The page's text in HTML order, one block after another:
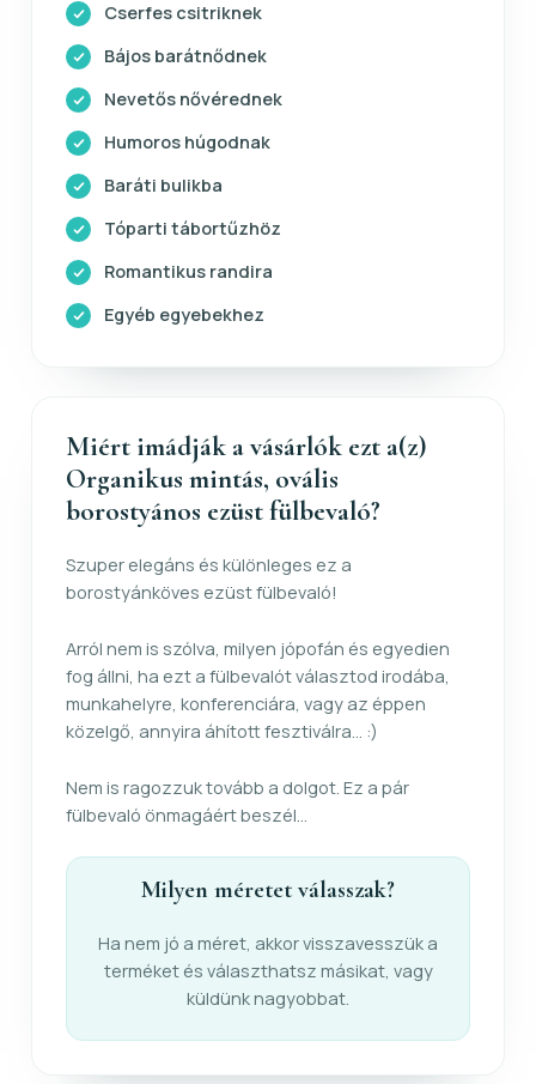
Cserfes csitriknek
Bájos barátnődnek
Nevetős nővérednek
Humoros húgodnak
Baráti bulikba
Tóparti tábortűzhöz
Romantikus randira
Egyéb egyebekhez
Miért imádják a vásárlók ezt a(z)
Organikus mintás, ovális
borostyános ezüst fülbevaló?
Szuper elegáns és különleges ez a
borostyánköves ezüst fülbevaló!
Arról nem is szólva, milyen jópofán és egyedien
fog állni, ha ezt a fülbevalót választod irodába,
munkahelyre, konferenciára, vagy az éppen
közelgő, annyira áhított fesztiválra... :)
Nem is ragozzuk tovább a dolgot. Ez a pár
fülbevaló önmagáért beszél...
Milyen méretet válasszak?
Ha nem jó a méret, akkor visszavesszük a
terméket és választhatsz másikat, vagy
küldünk nagyobbat.